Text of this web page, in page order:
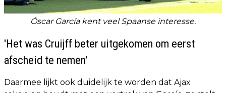
Óscar García kent veel Spaanse interesse.
'Het was Cruijff beter uitgekomen om eerst
afscheid te nemen'
Daarmee lijkt ook duidelijk te worden dat Ajax